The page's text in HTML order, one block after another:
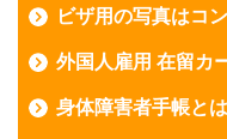
ビザ用の写真はコ
外国人雇用 在留カ
身体障害者手帳と